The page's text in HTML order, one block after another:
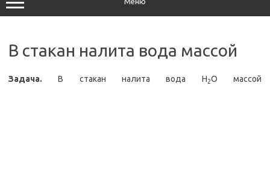
В стакан налита вода массой
Задача.В стакан налита вода H2O массой